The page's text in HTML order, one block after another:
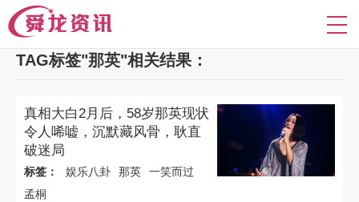
TAG标签"那英"相关结果：
真相大白2月后，58岁那英现状
令人唏嘘，沉默藏风骨，耿直
破迷局
标签： 娱乐八卦 那英
一笑而过
孟桐